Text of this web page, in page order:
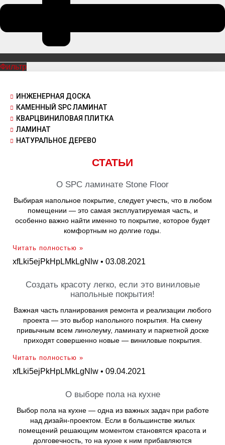
Фильтр
ИНЖЕНЕРНАЯ ДОСКА
КАМЕННЫЙ SPC ЛАМИНАТ
КВАРЦВИНИЛОВАЯ ПЛИТКА
ЛАМИНАТ
НАТУРАЛЬНОЕ ДЕРЕВО
СТАТЬИ
О SPC ламинате Stone Floor
Выбирая напольное покрытие, следует учесть, что в любом
помещении — это самая эксплуатируемая часть, и
особенно важно найти именно то покрытие, которое будет
комфортным но долгие годы.
Читать полностью »
xfLki5ejPkHpLMkLgNlw 03.08.2021
Создать красоту легко, если это виниловые
напольные покрытия!
Важная часть планирования ремонта и реализации любого
проекта — это выбор напольного покрытия. На смену
привычным всем линолеуму, ламинату и паркетной доске
приходят совершенно новые — виниловые покрытия.
Читать полностью »
xfLki5ejPkHpLMkLgNlw 09.04.2021
О выборе пола на кухне
Выбор пола на кухне — одна из важных задач при работе
над дизайн-проектом. Если в большинстве жилых
помещений решающим моментом становятся красота и
долговечность, то на кухне к ним прибавляются